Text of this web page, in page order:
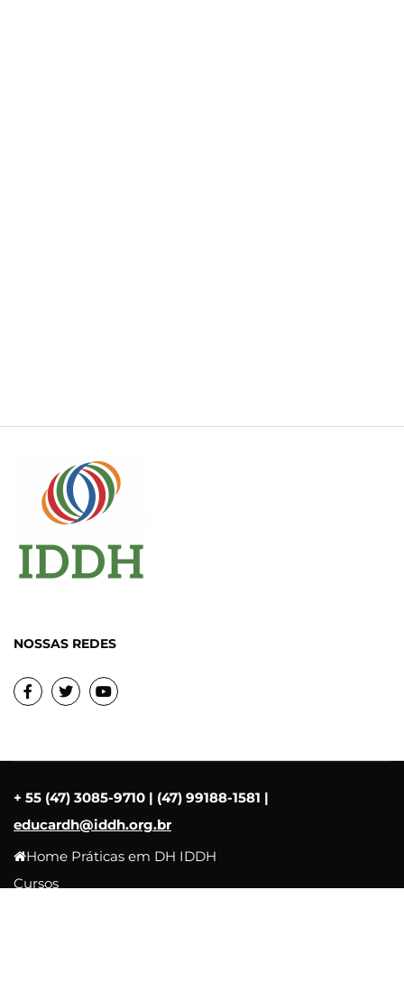
NOSSAS REDES
+ 55 (47) 3085-9710 | (47) 99188-1581 |
educardh@iddh.org.br
Home Práticas em DH IDDH
Cursos